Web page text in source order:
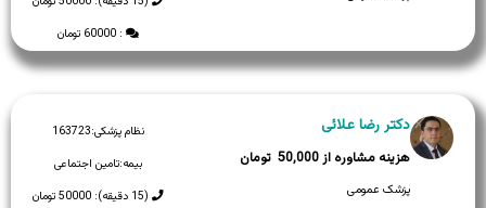
: 60000 تومان
نظام پزشکی:163723
بیمه:تامین اجتماعی
(15 دقیقه): 50000 تومان
دکتر رضا علائی
50,000
پزشک عمومی